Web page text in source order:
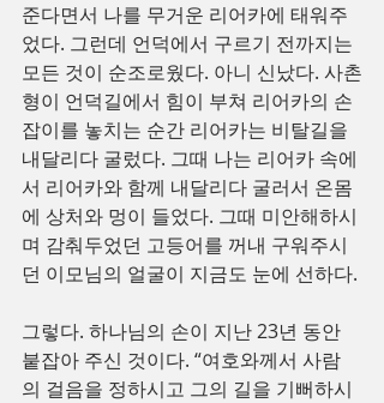
준다면서 나를 무거운 리어카에 태워주
었다. 그런데 언덕에서 구르기 전까지는
모든 것이 순조로웠다. 아니 신났다. 사촌
형이 언덕길에서 힘이 부쳐 리어카의 손
잡이를 놓치는 순간 리어카는 비탈길을
내달리다 굴렀다. 그때 나는 리어카 속에
서 리어카와 함께 내달리다 굴러서 온몸
에 상처와 멍이 들었다. 그때 미안해하시
며 감춰두었던 고등어를 꺼내 구워주시
던 이모님의 얼굴이 지금도 눈에 선하다.
그렇다. 하나님의 손이 지난 23년 동안
붙잡아 주신 것이다. “여호와께서 사람
의 걸음을 정하시고 그의 길을 기뻐하시